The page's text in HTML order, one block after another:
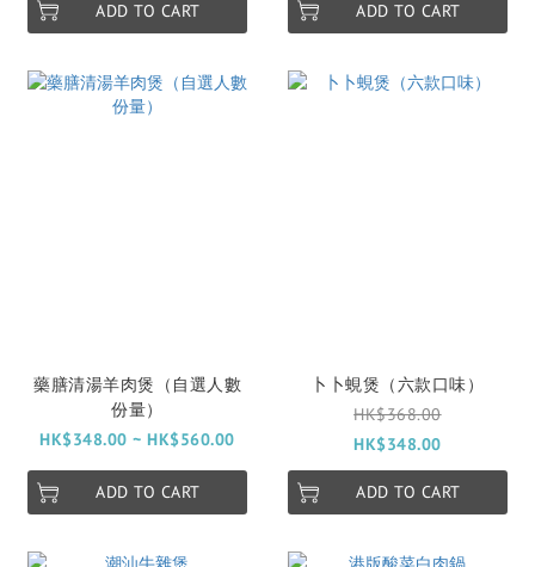
ADD TO CART ADD TO CART
藥膳清湯羊肉煲（自選人數
份量）
HK$348.00 ~ HK$560.00
ADD TO CART
卜卜蜆煲（六款口味）
HK$368.00
HK$348.00
ADD TO CART